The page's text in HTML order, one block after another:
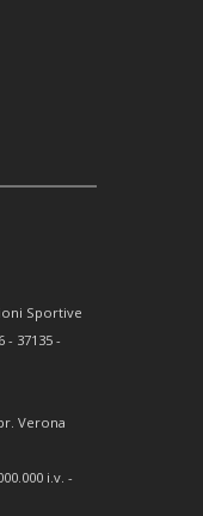
Sportive
- 37135 -
Verona
i.v. -